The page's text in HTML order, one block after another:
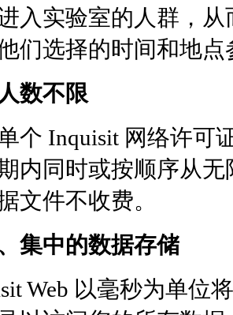
入实验室的人群，
们选择的时间和地点
数不限
个 Inquisit 网络许可
内同时或按顺序从
文件不收费。
集中的数据存储
Web 以毫秒为单位